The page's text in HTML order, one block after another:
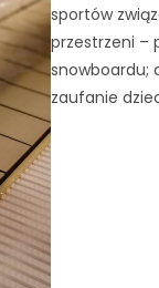
sportów
przestrzeni –
snowboardu;
zaufanie